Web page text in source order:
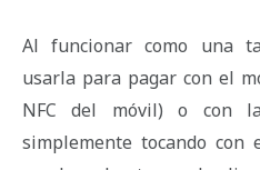
Al funcionar como una
usarla para pagar con el
NFC del móvil) o con
simplemente tocando